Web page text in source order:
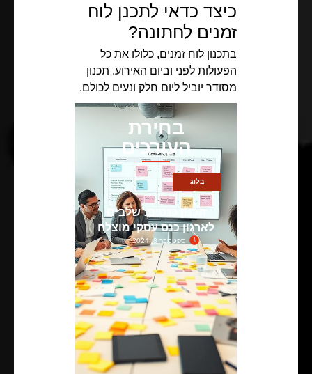
כיצד כדאי לתכנן לוח
זמנים לחתונה?
בתכנון לוח זמנים, כלולו את כל
הפעולות לפני וביום האירוע. תכנון
מסודר יוביל ליום חלק ונעים לכולם.
בחירת
העורכים
בלוג
תכנון כנסים: שלבים
לארגון כנס עסקי מוצלח
ספטמבר 8, 2024